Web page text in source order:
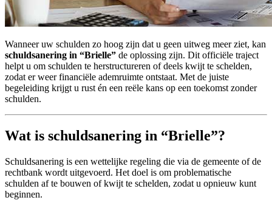
Wanneer uw schulden zo hoog zijn dat u geen uitweg meer ziet, kan
schuldsanering in “Brielle” de oplossing zijn. Dit officiële traject
helpt u om schulden te herstructureren of deels kwijt te schelden,
zodat er weer financiële ademruimte ontstaat. Met de juiste
begeleiding krijgt u rust én een reële kans op een toekomst zonder
schulden.
Wat is schuldsanering in “Brielle”?
Schuldsanering is een wettelijke regeling die via de gemeente of de
rechtbank wordt uitgevoerd. Het doel is om problematische
schulden af te bouwen of kwijt te schelden, zodat u opnieuw kunt
beginnen.